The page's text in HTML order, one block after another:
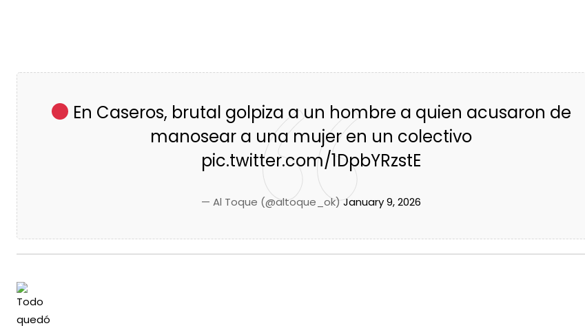
En Caseros, brutal golpiza a un hombre a quien acusaron de
manosear a una mujer en un colectivo
pic.twitter.com/1DpbYRzstE
— Al Toque (@altoque_ok) January 9, 2026
Fuente: Montevideo Portal